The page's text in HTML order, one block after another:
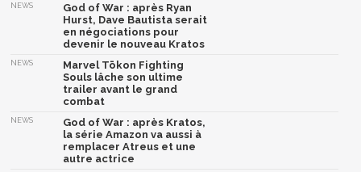
NEWS
God of War : après Ryan
Hurst, Dave Bautista serait
en négociations pour
devenir le nouveau Kratos
NEWS
Marvel Tōkon Fighting
Souls lâche son ultime
trailer avant le grand
combat
NEWS
God of War : après Kratos,
la série Amazon va aussi à
remplacer Atreus et une
autre actrice